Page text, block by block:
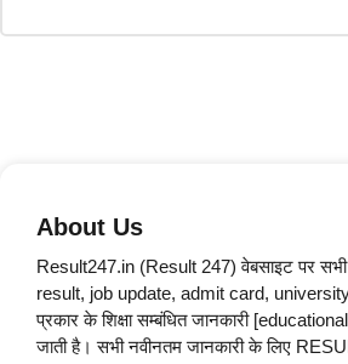
About Us
Result247.in (Result 247) वेबसाइट पर
result, job update, admit card,
प्रकार के शिक्षा सम्बंधित जानकारी
जाती है। सभी नवीनतम जानकारी के लिए